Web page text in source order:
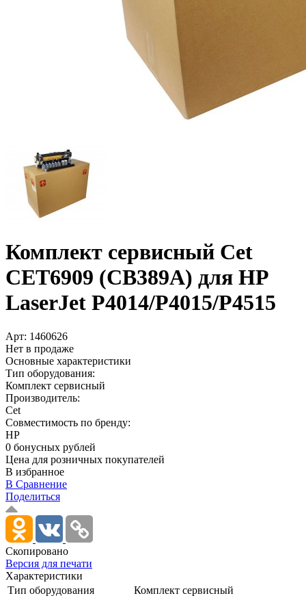
Комплект сервисный Cet
CET6909 (CB389A) для HP
LaserJet P4014/­P4015/­P4515
Арт: 1460626
Нет в продаже
Основные характеристики
Тип оборудования:
Комплект сервисный
Производитель:
Cet
Совместимость по бренду:
HP
0 бонусных рублей
Цена для розничных покупателей
В избранное
В Сравнение
Поделиться
Скопировано
Версия для печати
Характеристики
Тип оборудования
Комплект сервисный